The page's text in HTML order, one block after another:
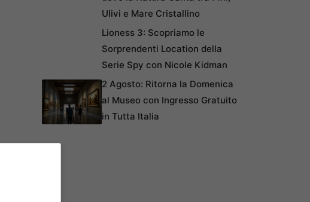
Ulivi e Mare Cristallino
Lioness 3: Scopriamo le
Sorprendenti Location della
Serie Spy con Nicole Kidman
2 Agosto: Ritorna la Domenica
al Museo con Ingresso Gratuito
in Tutta Italia